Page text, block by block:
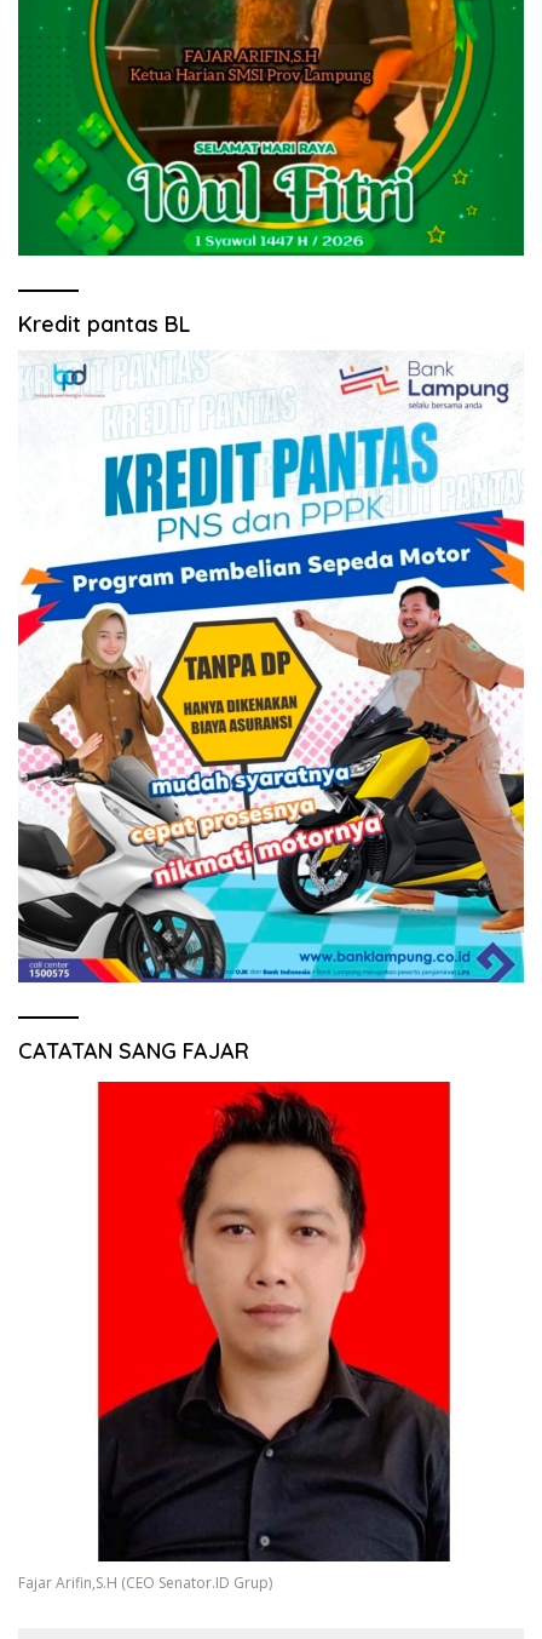
Kredit pantas BL
CATATAN SANG FAJAR
Fajar Arifin,S.H (CEO Senator.ID Grup)